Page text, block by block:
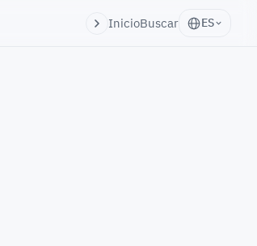
InicioBuscar ES